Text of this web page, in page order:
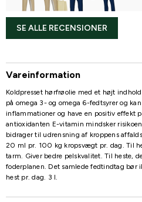
SE ALLE RECENSIONER
Vareinformation
Koldpresset hørfrøolie med et højt
på omega 3- og omega 6-fedtsyrer og
inflammationer og have en positiv effekt
antioxidanten E-vitamin mindsker
bidrager til udrensning af kroppens
20 ml pr. 100 kg kropsvægt pr. dag. Til
tarm. Giver bedre pelskvalitet. Til heste,
foderplanen. Det samlede fedtindtag bør
hest pr. dag. 3 l.